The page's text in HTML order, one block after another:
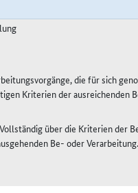
die für sich
Kriterien der
über die Kriterien
Be- oder Verarbeitung.